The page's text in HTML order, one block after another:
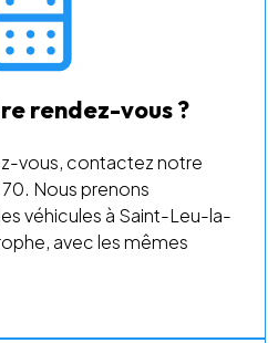
rendez-vous ?
vous, contactez notre
Nous prenons
véhicules à Saint-Leu-la-
avec les mêmes